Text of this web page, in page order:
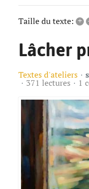
Taille du texte: +
Lâcher
Textes d'ateliers
371 lectures 1